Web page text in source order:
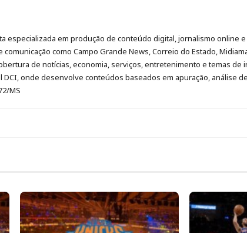
especializada em produção de conteúdo digital, jornalismo online
como Campo Grande News, Correio do Estado,
de notícias, economia, serviços, entretenimento e temas de
DCI, onde desenvolve conteúdos baseados em apuração, análise
MS